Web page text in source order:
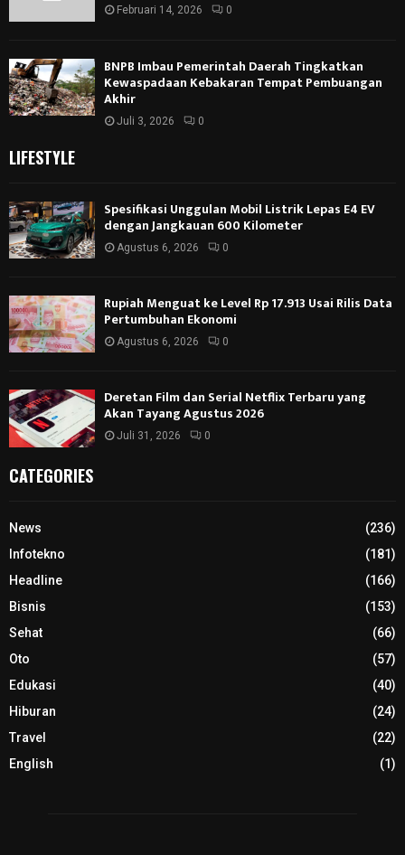
Februari 14, 2026 0
BNPB Imbau Pemerintah Daerah Tingkatkan
Kewaspadaan Kebakaran Tempat Pembuangan
Akhir
Juli 3, 2026 0
LIFESTYLE
Spesifikasi Unggulan Mobil Listrik Lepas E4 EV
dengan Jangkauan 600 Kilometer
Agustus 6, 2026 0
Rupiah Menguat ke Level Rp 17.913 Usai Rilis Data
Pertumbuhan Ekonomi
Agustus 6, 2026 0
Deretan Film dan Serial Netflix Terbaru yang
Akan Tayang Agustus 2026
Juli 31, 2026 0
CATEGORIES
News
(236)
Infotekno
(181)
Headline
(166)
Bisnis
(153)
Sehat
(66)
Oto
(57)
Edukasi
(40)
Hiburan
(24)
Travel
(22)
English
(1)